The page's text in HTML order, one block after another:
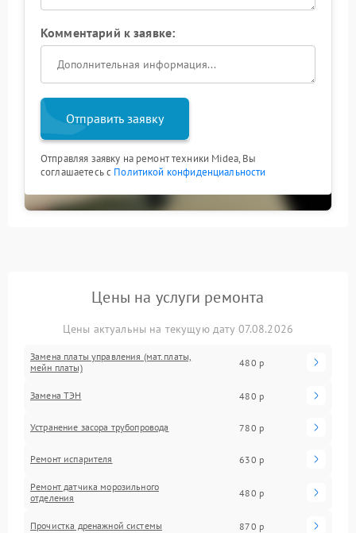
Комментарий к заявке:
Отправить заявку
Отправляя заявку на ремонт техники Midea, Вы
соглашаетесь с Политикой конфиденциальности
Цены на услуги ремонта
Цены актуальны на текущую дату 07.08.2026
Замена платы управления (мат.платы,
мейн платы)
480 р
Замена ТЭН 480 р
Устранение засора трубопровода 780 р
Ремонт испарителя 630 р
Ремонт датчика морозильного
отделения
480 р
Прочистка дренажной системы 870 р